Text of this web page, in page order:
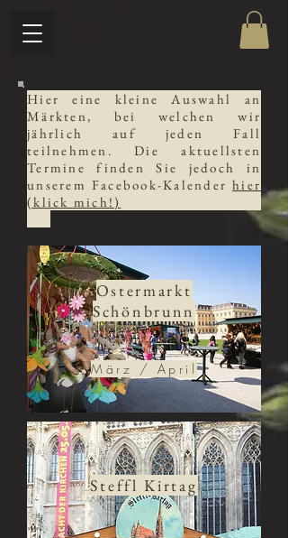
Hier eine kleine Auswahl an
Märkten, bei welchen wir
jährlich auf jeden Fall
teilnehmen. Die aktuellsten
Termine finden Sie jedoch in
unserem Facebook-Kalender hier
(klick mich!)
Ostermarkt
Schönbrunn
März / April
Steffl Kirtag